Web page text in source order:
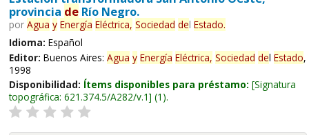
provincia deRío Negro.
por Agua y Energía Eléctrica, Sociedad del Estado.
Idioma: Español
Editor: Buenos Aires: Agua y Energía Eléctrica, Sociedad del Estado,
1998
Disponibilidad: Ítems disponibles para préstamo: Signatura
topográfica: 621.374.5/A282/v.1 (1).